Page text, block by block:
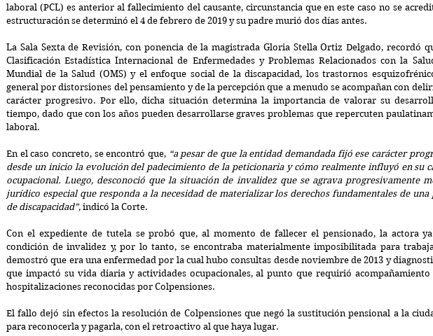
laboral (PCL) es anterior al fallecimiento del causante, circunstancia que en este caso no se
estructuración se determinó el 4 de febrero de 2019 y su padre murió dos días antes.
La Sala Sexta de Revisión, con ponencia de la magistrada Gloria Stella Ortiz Delgado, recordó
Clasificación Estadística Internacional de Enfermedades y Problemas Relacionados con la
Mundial de la Salud (OMS) y el enfoque social de la discapacidad, los trastornos
general por distorsiones del pensamiento y de la percepción que a menudo se acompañan con
carácter progresivo. Por ello, dicha situación determina la importancia de valorar su
tiempo, dado que con los años pueden desarrollarse graves problemas que repercuten
laboral.
En el caso concreto, se encontró que, “a pesar de que la entidad demandada fijó ese carácter
desde un inicio la evolución del padecimiento de la peticionaria y cómo realmente influyó en su
ocupacional. Luego, desconoció que la situación de invalidez que se agrava progresivamente
jurídico especial que responda a la necesidad de materializar los derechos fundamentales de una
de discapacidad”, indicó la Corte.
Con el expediente de tutela se probó que, al momento de fallecer el pensionado, la actora
condición de invalidez y, por lo tanto, se encontraba materialmente imposibilitada para
demostró que era una enfermedad por la cual hubo consultas desde noviembre de 2013 y
que impactó su vida diaria y actividades ocupacionales, al punto que requirió
hospitalizaciones reconocidas por Colpensiones.
El fallo dejó sin efectos la resolución de Colpensiones que negó la sustitución pensional a la
para reconocerla y pagarla, con el retroactivo al que haya lugar.